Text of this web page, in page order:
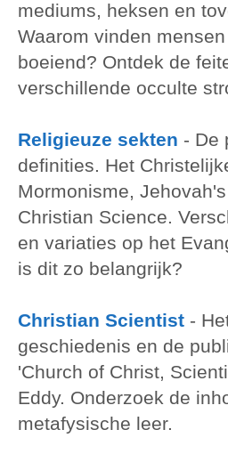
mediums, heksen en
Waarom vinden
boeiend? Ontdek de
verschillende occulte
Religieuze sekten - De
definities. Het
Mormonisme,
Christian Science.
en variaties op het
is dit zo belangrijk?
Christian Scientist -
geschiedenis en de
'Church of Christ,
Eddy. Onderzoek de
metafysische leer.